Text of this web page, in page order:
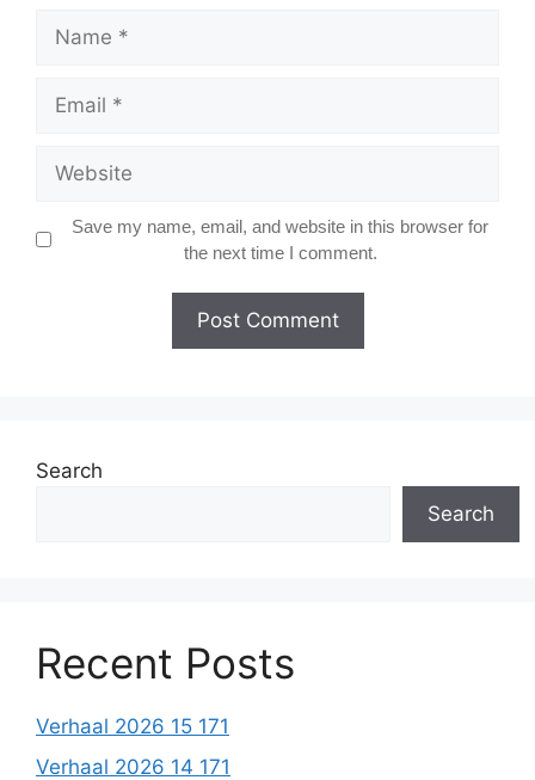
Save my name, email, and website in this browser for
the next time I comment.
Search
Search
Recent Posts
Verhaal 2026 15 171
Verhaal 2026 14 171